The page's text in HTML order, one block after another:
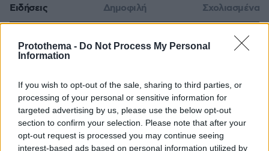
Protothema - Do Not Process My Personal
Information
If you wish to opt-out of the sale, sharing to third parties, or
processing of your personal or sensitive information for
targeted advertising by us, please use the below opt-out
section to confirm your selection. Please note that after your
opt-out request is processed you may continue seeing
interest-based ads based on personal information utilized by
Ειδήσεις Δημοφιλή Σχολιασμένα
Επτά τρόφιμα που μια διατροφολόγος τρώει για πρωινό
– Για γερή καρδιά και κοφτερό μυαλό
Τι έκανε η Κέιτ Μίντλετον στη διάρκεια της θεραπείας
για τον καρκίνο, όταν δεν μπορούσε να συγκεντρωθεί
Φωτεινές επιγραφές: Η επιστροφή μιας διαχρονικής
αισθητικής
πριν 5 λεπτά